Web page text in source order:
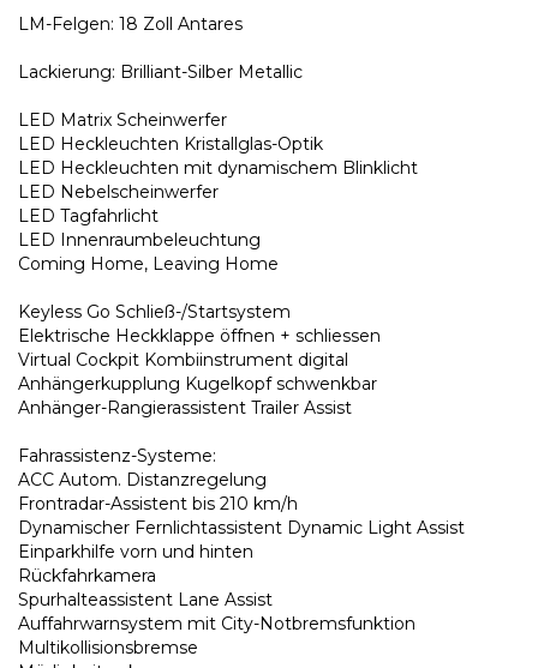
LM-Felgen: 18 Zoll Antares
Lackierung: Brilliant-Silber Metallic
LED Matrix Scheinwerfer
LED Heckleuchten Kristallglas-Optik
LED Heckleuchten mit dynamischem Blinklicht
LED Nebelscheinwerfer
LED Tagfahrlicht
LED Innenraumbeleuchtung
Coming Home, Leaving Home
Keyless Go Schließ-/Startsystem
Elektrische Heckklappe öffnen + schliessen
Virtual Cockpit Kombiinstrument digital
Anhängerkupplung Kugelkopf schwenkbar
Anhänger-Rangierassistent Trailer Assist
Fahrassistenz-Systeme:
ACC Autom. Distanzregelung
Frontradar-Assistent bis 210 km/h
Dynamischer Fernlichtassistent Dynamic Light Assist
Einparkhilfe vorn und hinten
Rückfahrkamera
Spurhalteassistent Lane Assist
Auffahrwarnsystem mit City-Notbremsfunktion
Multikollisionsbremse